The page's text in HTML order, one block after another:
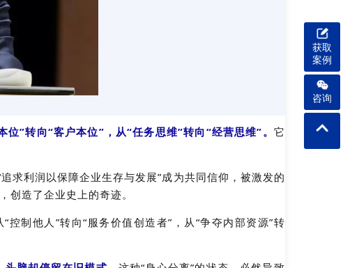
”转向“客户本位”，从“任务思维”转向“经营思维”。 它
求利润以保障企业生存与发展”成为共同信仰，被激发的
造了企业史上的奇迹。
控制他人”转向“服务价值创造者”，从“争夺内部资源”转
获取
案例
咨询